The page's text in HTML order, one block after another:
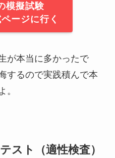
模擬試験
ージに行く
が本当に多かったで
するので実践積んで本
。
スト（適性検査）